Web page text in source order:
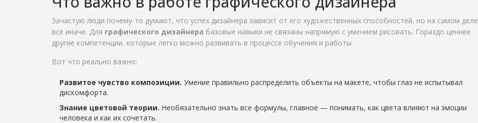
Зачастую люди почему-то думают, что успех дизайнера зависит от его художественных способностей, но на самом деле
всё иначе. Для графического дизайнера базовые навыки не связаны напрямую с умением рисовать. Гораздо ценнее
другие компетенции, которые легко можно развивать в процессе обучения и работы.
Вот что реально важно:
Развитое чувство композиции. Умение правильно распределить объекты на макете, чтобы глаз не испытывал
дискомфорта.
Знание цветовой теории. Необязательно знать все формулы, главное — понимать, как цвета влияют на эмоции
человека и как их сочетать.